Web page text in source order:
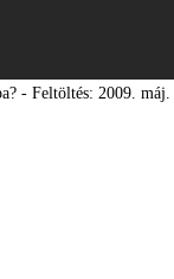
- Feltöltés: 2009. máj.